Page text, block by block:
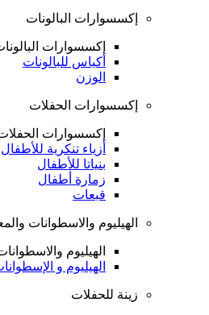
إكسسوارات البالونات
إكسسوارات
أكياس للبالونات
الوزن
إكسسوارات الحفلات
إكسسوارات
أزياء تنكرية للأطفال
بنياتا للأطفال
زمارة أطفال
قبعات
الهيليوم والاسطوانات
الهيليوم
الهيليوم و
زينة للحفلات